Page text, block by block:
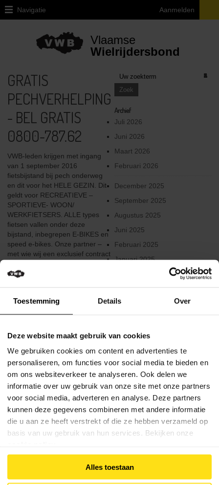
Toestemming Details Over
Deze website maakt gebruik van cookies
We gebruiken cookies om content en advertenties te
personaliseren, om functies voor social media te bieden en
om ons websiteverkeer te analyseren. Ook delen we
informatie over uw gebruik van onze site met onze partners
voor social media, adverteren en analyse. Deze partners
kunnen deze gegevens combineren met andere informatie
die u aan ze heeft verstrekt of die ze hebben verzameld op
basis van uw gebruik van hun services. Bekijken onze
Alles toestaan
Navigatie Aanmelden
Over
ivm
de
fiets
Provinciale
afgevaardigden
en
uitleendiensten
Ethiek
/
Integriteit
/
Verkeersregels
Media
&
Flandrienne
VWB
Nieuws
Actueel
Artikels
Veelgestelde
vragen
/
FAQ
Lid
Vlaamse
Wielrijdersbond
GRATIS
PECHVERHELPING
- BEL GRATIS
0800-787.62
VWB-leden krijgen met ingang
van 1 september 2016
fietsbijstand bij pech onderweg
en dit voor het HELE GEZIN. Dit
geldt voor RECREATIEVE –
SPORTIEVE- WOON/
WERKFIETSERS. ALLE types
fietsen vallen onder deze
bijstand, inbegrepen E-BIKES en
speed e-bikes. Onze partner –
met wie wij een exclusief contract
ter ...
Gepubliceerd op 05 2016
Archief
Juli 2026
1
Juni 2026
1
Maart 2026
1
Februari 2026
1
December 2025
1
September 2025
2
Augustus 2025
1
Juni 2025
1
Februari 2025
1
Januari 2025
1
3
2
1
2
Maart 2024
2
Februari 2024
1
December 2023
1
Oktober 2023
1
2023
2
2
Mei 2023
2
3
1
2
1
2
1
2
2
1
1
3
1
3
1
2
2
4
1
1
1
3
3
5
2
4
2
3
4
5
1
4
2
1
1
1
1
1
1
1
1
2
1
1